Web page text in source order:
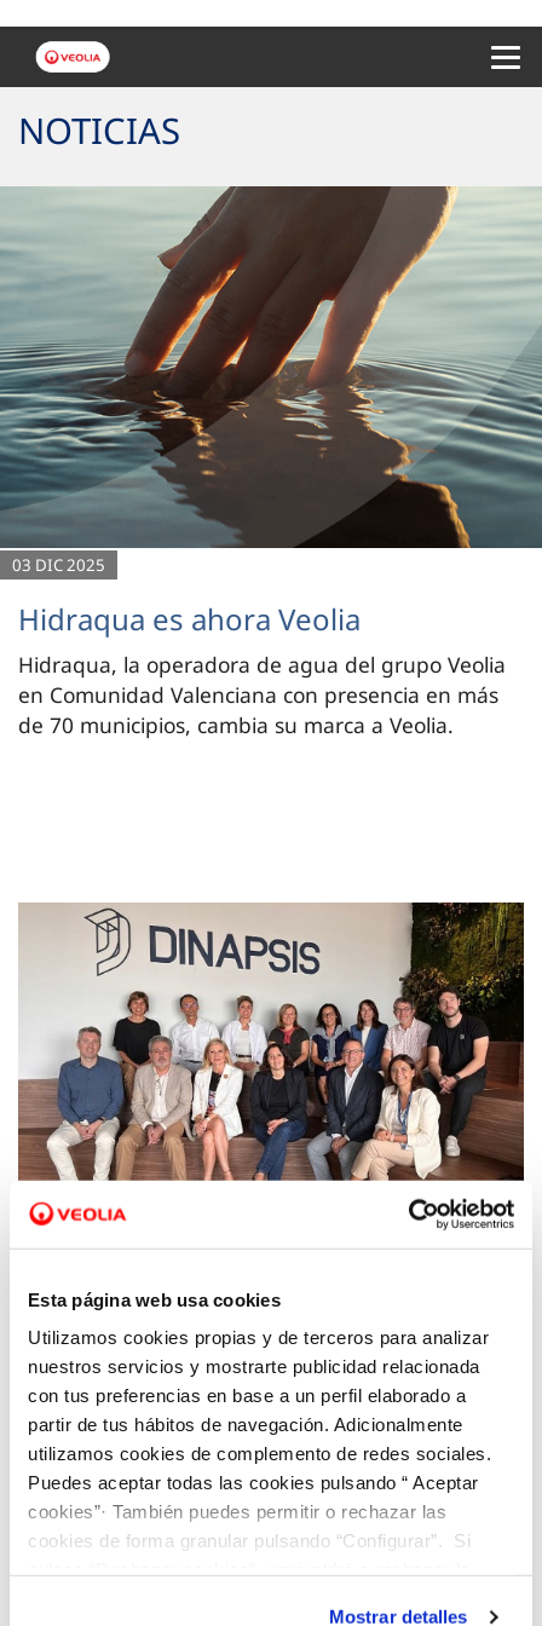
Esta página web usa cookies
Utilizamos cookies propias y de terceros para analizar
nuestros servicios y mostrarte publicidad relacionada
con tus preferencias en base a un perfil elaborado a
partir de tus hábitos de navegación. Adicionalmente
utilizamos cookies de complemento de redes sociales.
Puedes aceptar todas las cookies pulsando “ Aceptar
cookies”· También puedes permitir o rechazar las
cookies de forma granular pulsando “Configurar”. Si
Mostrar detalles
NOTICIAS
03 DIC 2025
Hidraqua es ahora Veolia
Hidraqua, la operadora de agua del grupo Veolia
en Comunidad Valenciana con presencia en más
de 70 municipios, cambia su marca a Veolia.
18 OCT 2023
iniciativas sobre economía circular junto a
expertos del ámbito público-privado de la
provincia